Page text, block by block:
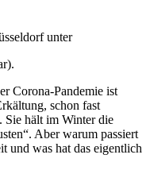
unter
Corona-Pandemie ist
schon fast
Sie hält im Winter die
Aber warum passiert
und was hat das eigentlich